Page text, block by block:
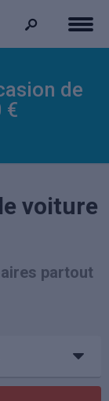
de
€
voiture
partout